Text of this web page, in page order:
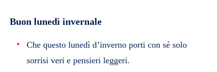
Buon lunedì invernale
Che questo lunedì d’inverno porti con sé solo
sorrisi veri e pensieri leggeri.